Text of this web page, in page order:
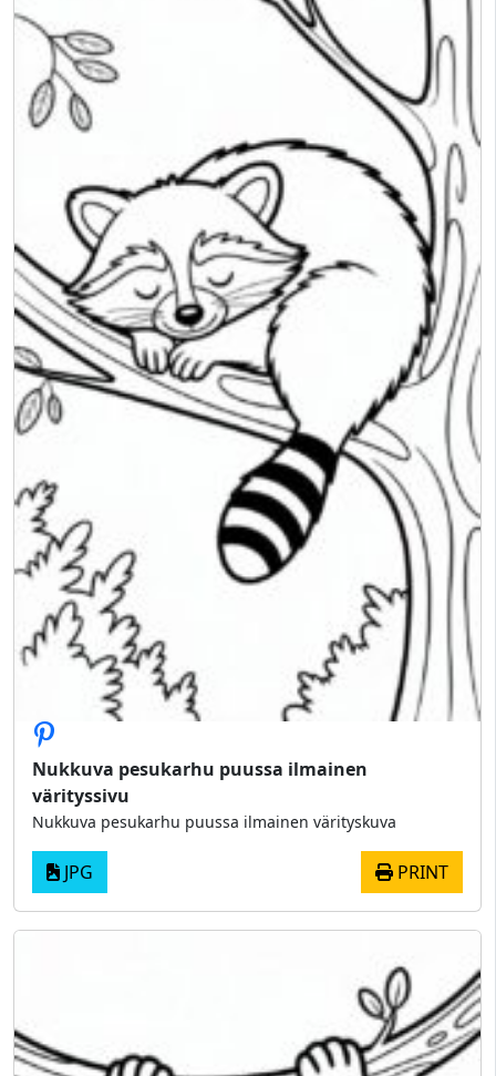
Nukkuva pesukarhu puussa ilmainen
värityssivu
Nukkuva pesukarhu puussa ilmainen värityskuva
JPG PRINT